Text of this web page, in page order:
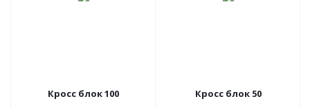
Кросс блок 100 Кросс блок 50